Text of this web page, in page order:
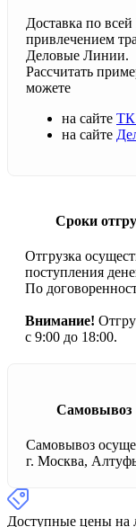
Доставка по
привлечением
Деловые Линии.
Рассчитать
можете
на сайте ТК
на сайте
Сроки
Отгрузка
поступления
По
Внимание!
с 9:00 до 18:00.
Самовывоз
Самовывоз
г. Москва,
Доступные цены на